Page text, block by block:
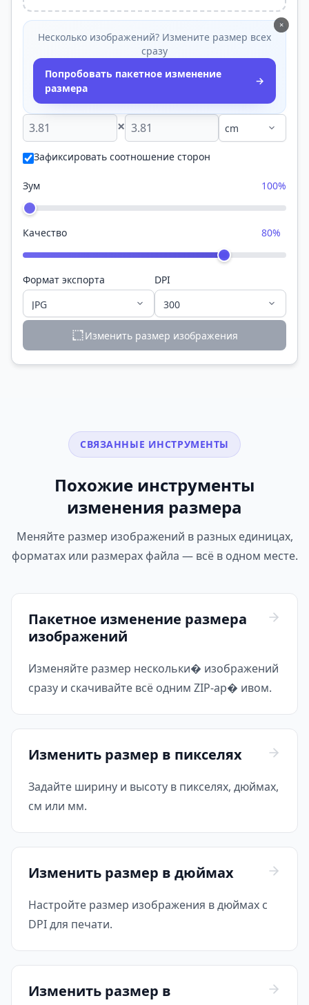
×
Несколько изображений? Измените размер всех
сразу
Попробовать пакетное изменение
размера
→
×
Зафиксировать соотношение сторон
Зум 100%
Качество 80%
Формат экспорта DPI
Изменить размер изображения
СВЯЗАННЫЕ ИНСТРУМЕНТЫ
Похожие инструменты
изменения размера
Меняйте размер изображений в разных единицах,
форматах или размерах файла — всё в одном месте.
Пакетное изменение размера
изображений
Изменяйте размер нескольки� изображений
сразу и скачивайте всё одним ZIP-ар� ивом.
Изменить размер в пикселях
Задайте ширину и высоту в пикселях, дюймах,
см или мм.
Изменить размер в дюймах
Настройте размер изображения в дюймах с
DPI для печати.
Изменить размер в